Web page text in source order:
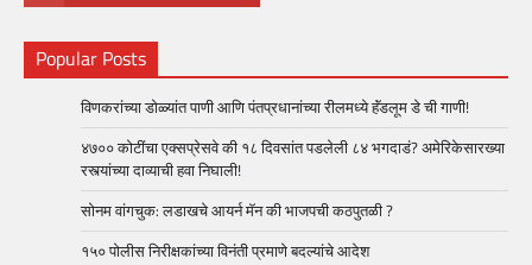
Popular Posts
विणकरांच्या डोळ्यांत पाणी आणि पंतप्रधानांच्या रीलमध्ये हॅंडलूम डे ची गाणी!
४७०० कोटींचा एक्सप्रेसवे की १८ दिवसांत पडलेली ८४ भगदाडं? अमेरिकेसारख्या
रस्त्यांच्या दाव्याची हवा निघाली!
सोनम वांगचुक: लडाखचे आयर्न मॅन की भाजपची कठपुतळी ?
१५० पोलीस निरीक्षकांच्या विनंती प्रमाणे बदल्यांचे आदेश